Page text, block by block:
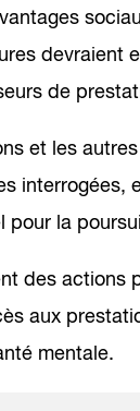
devraient
de
et les
interrogées,
pour la
des actions
aux
mentale.